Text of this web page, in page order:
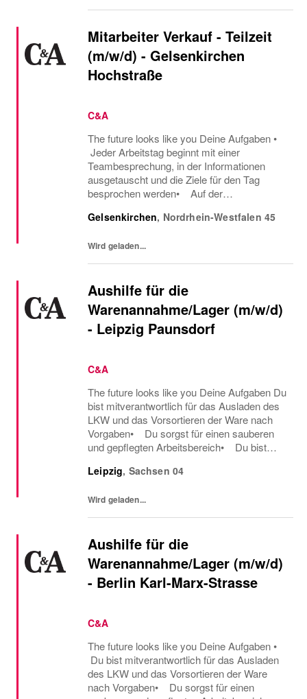
Mitarbeiter Verkauf - Teilzeit
(m/w/d) - Gelsenkirchen
Hochstraße
C&A
The future looks like you Deine Aufgaben •
Jeder Arbeitstag beginnt mit einer
Teambesprechung, in der Informationen
ausgetauscht und die Ziele für den Tag
besprochen werden• Auf der
Kunden und beantwortest ihre Fragen• Du
Gelsenkirchen, Nordrhein-Westfalen 45
Wird geladen...
Aushilfe für die
Warenannahme/Lager (m/w/d)
- Leipzig Paunsdorf
C&A
The future looks like you Deine Aufgaben Du
bist mitverantwortlich für das Ausladen des
LKW und das Vorsortieren der Ware nach
Vorgaben• Du sorgst für einen sauberen
und gepflegten Arbeitsbereich• Du bist
(Arbeitszeiten ab 6 Uhr) Was du mitbringst
Leipzig, Sachsen 04
Wird geladen...
Aushilfe für die
Warenannahme/Lager (m/w/d)
- Berlin Karl-Marx-Strasse
C&A
The future looks like you Deine Aufgaben •
Du bist mitverantwortlich für das Ausladen
des LKW und das Vorsortieren der Ware
nach Vorgaben• Du sorgst für einen